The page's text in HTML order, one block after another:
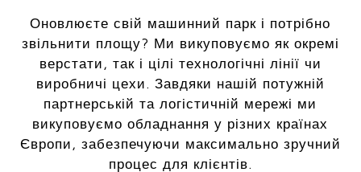
Оновлюєте свій машинний парк і потрібно
звільнити площу? Ми викуповуємо як окремі
верстати, так і цілі технологічні лінії чи
виробничі цехи. Завдяки нашій потужній
партнерській та логістичній мережі ми
викуповуємо обладнання у різних країнах
Європи, забезпечуючи максимально зручний
процес для клієнтів.